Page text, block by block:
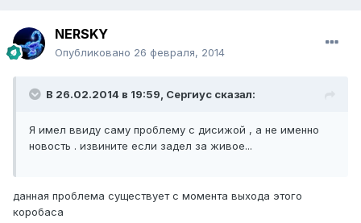
NERSKY
Опубликовано 26 февраля, 2014
В 26.02.2014 в 19:59, Сергиус сказал:
Я имел ввиду саму проблему с дисижой , а не именно
новость . извините если задел за живое...
данная проблема существует с момента выхода этого
коробаса